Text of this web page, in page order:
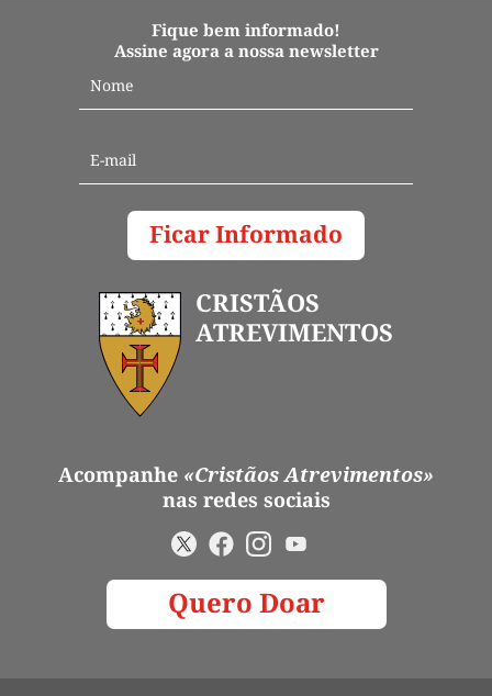
Fique bem informado!
Assine agora a nossa newsletter
Ficar Informado
CRISTÃOS
ATREVIMENTOS
Acompanhe «Cristãos Atrevimentos»
nas redes sociais
Quero Doar